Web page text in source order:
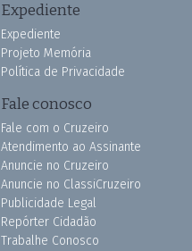
Expediente
Expediente
Projeto Memória
Política de Privacidade
Fale conosco
Fale com o Cruzeiro
Atendimento ao Assinante
Anuncie no Cruzeiro
Anuncie no ClassiCruzeiro
Publicidade Legal
Repórter Cidadão
Trabalhe Conosco